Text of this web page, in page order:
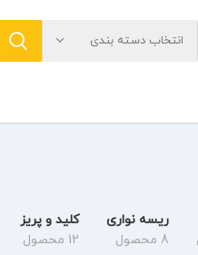
انتخاب دسته بندی
ریسه نواری
8 محصول
کلید و پریز
12 محصول